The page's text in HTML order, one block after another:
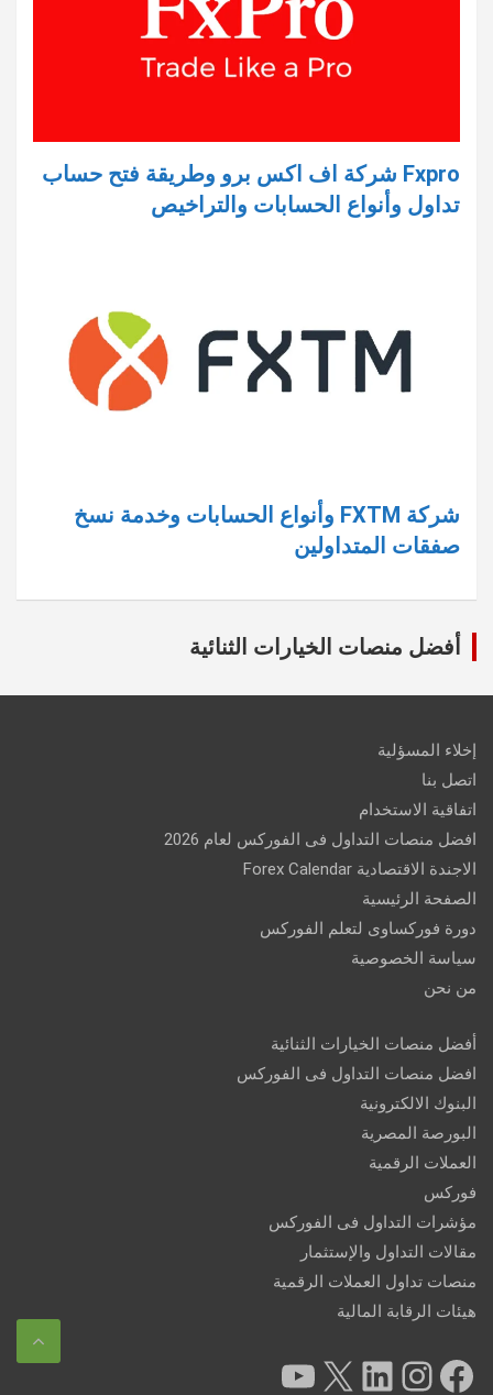
Fxpro شركة اف اكس برو وطريقة فتح حساب
تداول وأنواع الحسابات والتراخيص
شركة FXTM وأنواع الحسابات وخدمة نسخ
صفقات المتداولين
أفضل منصات الخيارات الثنائية
إخلاء المسؤلية
اتصل بنا
اتفاقية الاستخدام
افضل منصات التداول فى الفوركس لعام 2026
الاجندة الاقتصادية Forex Calendar
الصفحة الرئيسية
دورة فوركساوى لتعلم الفوركس
سياسة الخصوصية
من نحن
أفضل منصات الخيارات الثنائية
افضل منصات التداول فى الفوركس
البنوك الالكترونية
البورصة المصرية
العملات الرقمية
فوركس
مؤشرات التداول فى الفوركس
مقالات التداول والإستثمار
منصات تداول العملات الرقمية
هيئات الرقابة المالية
Facebook
Instagram
LinkedIn
X
YouTube